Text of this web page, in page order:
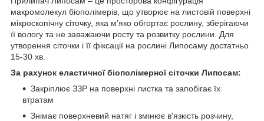
макромолекул біополімерів, що утворює на листовій поверхні
мікроскопічну сіточку, яка м’яко обгортає рослину, зберігаючи
її вологу та не заважаючи росту та розвитку рослини. Для
утворення сіточки і її фіксації на рослині Липосаму достатньо
15-30 хв.
За рахунок еластичної біополімерної сіточки Липосам:
Закріплює ЗЗР на поверхні листка та запобігає їх
втратам
Знімає поверхневий натяг і змінює в'язкість розчину,